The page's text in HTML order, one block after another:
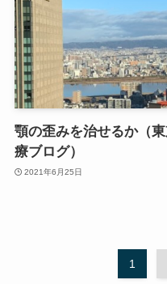
顎の歪みを治せるか（
療ブログ）
2021年6月25日
1